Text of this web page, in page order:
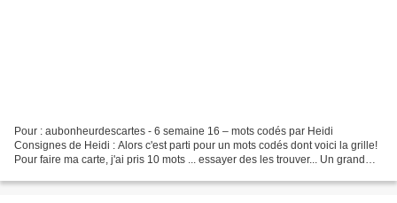
Pour : aubonheurdescartes - 6 semaine 16 – mots codés par Heidi
Consignes de Heidi : Alors c'est parti pour un mots codés dont voici la grille!
Pour faire ma carte, j'ai pris 10 mots ... essayer des les trouver... Un grand